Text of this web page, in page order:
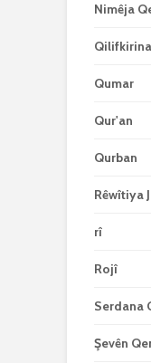
Nimêja
Qumar
Qur'an
Qurban
Rêwîtiya
rî
Rojî
Serdana
Şevên